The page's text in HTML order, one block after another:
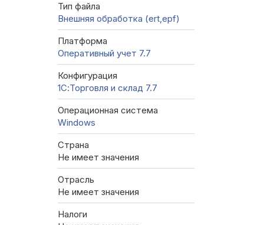
Тип файла
Внешняя обработка (ert,epf)
Платформа
Оперативный учет 7.7
Конфигурация
1С:Торговля и склад 7.7
Операционная система
Windows
Страна
Не имеет значения
Отрасль
Не имеет значения
Налоги